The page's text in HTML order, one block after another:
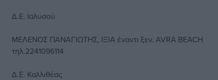
Δ.Ε. Ιαλυσού
ΜΕΛΕΝΟΣ ΠΑΝΑΓΙΩΤΗΣ, ΙΞΙΑ έναντι ξεν. AVRA BEACH
τηλ.2241096114
Δ.Ε. Καλλιθέας